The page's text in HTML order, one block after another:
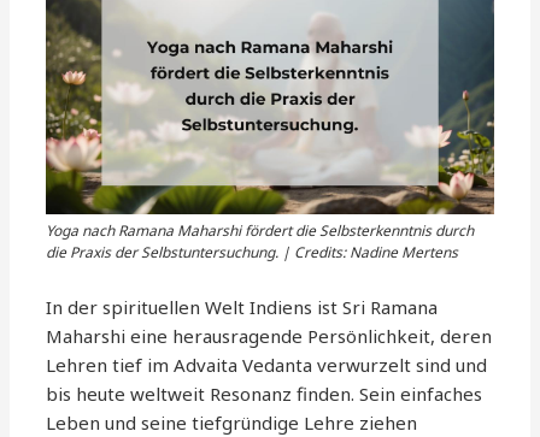
Yoga nach Ramana Maharshi fördert die Selbsterkenntnis durch
die Praxis der Selbstuntersuchung. | Credits: Nadine Mertens
In der spirituellen Welt Indiens ist Sri Ramana
Maharshi eine herausragende Persönlichkeit, deren
Lehren tief im Advaita Vedanta verwurzelt sind und
bis heute weltweit Resonanz finden. Sein einfaches
Leben und seine tiefgründige Lehre ziehen